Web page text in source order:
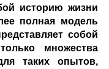
историю жизни
полная модель
собой
множества
таких опытов,